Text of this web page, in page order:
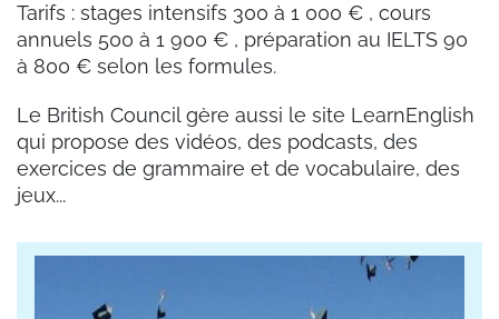
Tarifs : stages intensifs 300 à 1 000 € , cours
annuels 500 à 1 900 € , préparation au IELTS 90
à 800 € selon les formules.
Le British Council gère aussi le site LearnEnglish
qui propose des vidéos, des podcasts, des
exercices de grammaire et de vocabulaire, des
jeux...